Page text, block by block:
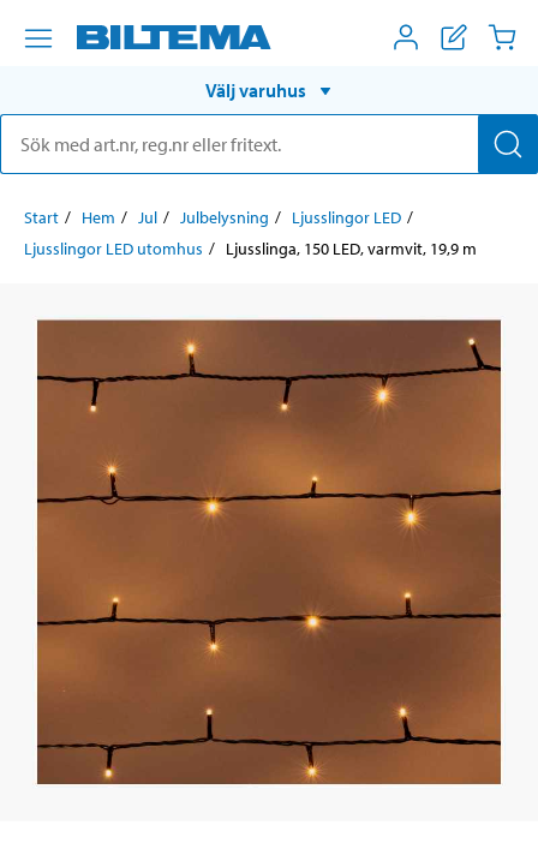
Välj varuhus
Start Hem Jul Julbelysning
Ljusslingor LED
Ljusslingor LED utomhus
Ljusslinga, 150 LED, varmvit, 19,9 m